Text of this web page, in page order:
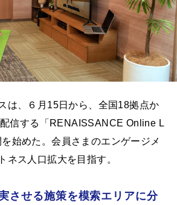
は、６月15日から、全国18拠点か
信する「RENAISSANCE Online L
始めた。会員さまのエンゲージメ
ネス人口拡大を目指す。
させる施策を模索エリアに分